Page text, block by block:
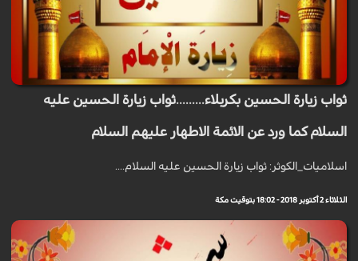
ثواب زيارة الحسين بكربلاء.........ثواب زيارة الحسين عليه
السلام كما ورد عن الائمة الاطهار عليهم السلام
اسلاميات_الكوثر: ثواب زيارة الحسين عليه السلام....
الثلاثاء 2 أكتوبر 2018 - 18:02 بتوقيت مكة